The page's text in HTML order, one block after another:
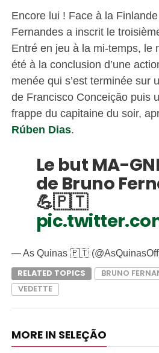
Encore lui ! Face à la
Fernandes a inscrit le
Entré en jeu à la mi-temps, le
été à la conclusion d’une
menée qui s’est terminée sur
de Francisco Conceição puis
frappe du capitaine du soir,
Rúben Dias.
Le but MA-
de Bruno
💪🇵🇹
— As Quinas 🇵🇹
RELATED TOPICS
BRUNO
VEDETTE
MORE IN SELEÇÃO